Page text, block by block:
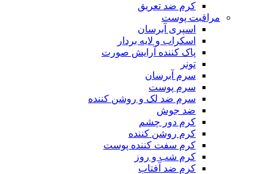
کرم ضد تعریق
مراقبت پوست
اسپری آبرسان
اسکراب و لایه بردار
پاک کننده آرایش صورت
تونر
سرم آبرسان
سرم پوست
سرم ضد لک و روشن کننده
ضد جوش
کرم دور چشم
کرم روشن کننده
کرم سفت کننده پوست
کرم شب و روز
کرم ضد آفتاب